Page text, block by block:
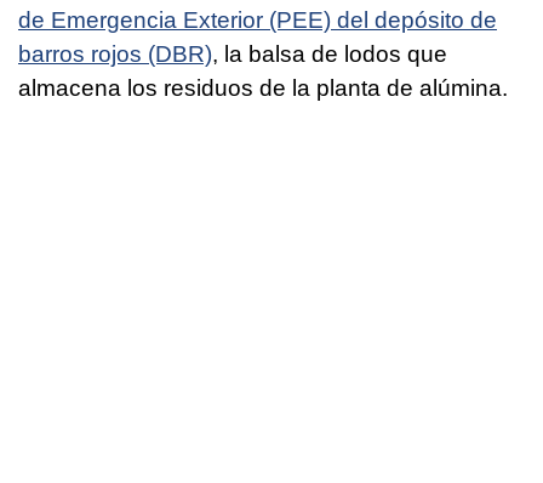
de Emergencia Exterior (PEE) del depósito de
barros rojos (DBR), la balsa de lodos que
almacena los residuos de la planta de alúmina.